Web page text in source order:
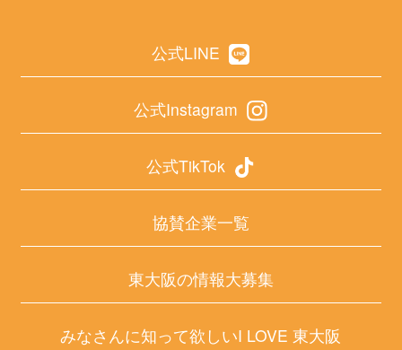
公式LINE
公式Instagram
公式TikTok
協賛企業一覧
東大阪の情報大募集
みなさんに知って欲しいI LOVE 東大阪